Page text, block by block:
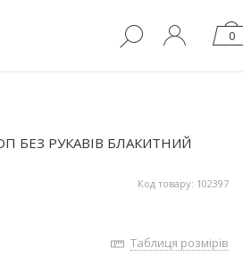
0
БЕЗ РУКАВІВ БЛАКИТНИЙ
Код товару: 102397
Таблиця розмірів